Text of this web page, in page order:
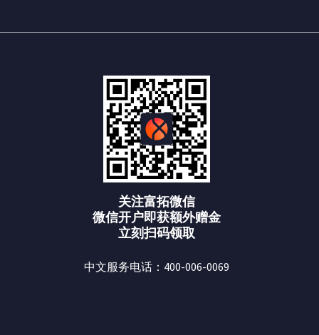
关注富拓微信
微信开户即获额外赠金
立刻扫码领取
中文服务电话：400-006-0069